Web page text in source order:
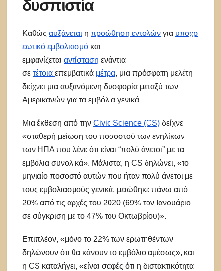
δυσπιστία
Καθώς αυξάνεται η προώθηση εντολών για υποχρ
εωτικό εμβολιασμό και
εμφανίζεται αντίσταση ενάντια
σε τέτοια επεμβατικά μέτρα, μια πρόσφατη μελέτη
δείχνει μια αυξανόμενη δυσφορία μεταξύ των
Αμερικανών για τα εμβόλια γενικά.
Μια έκθεση από την Civic Science (CS) δείχνει
«σταθερή μείωση του ποσοστού των ενηλίκων
των ΗΠΑ που λένε ότι είναι “πολύ άνετοι” με τα
εμβόλια συνολικά». Μάλιστα, η CS δηλώνει, «το
μηνιαίο ποσοστό αυτών που ήταν πολύ άνετοι με
τους εμβολιασμούς γενικά, μειώθηκε πάνω από
20% από τις αρχές του 2020 (69% τον Ιανουάριο
σε σύγκριση με το 47% του Οκτωβρίου)».
Επιπλέον, «μόνο το 22% των ερωτηθέντων
δηλώνουν ότι θα κάνουν το εμβόλιο αμέσως», και
η CS καταλήγει, «είναι σαφές ότι η διστακτικότητα